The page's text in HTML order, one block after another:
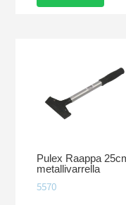
Pulex Raappa
metallivarrella
5570